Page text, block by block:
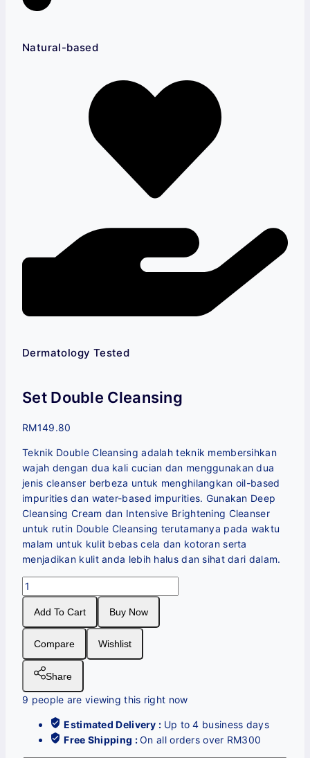
Natural-based
Dermatology Tested
Set Double Cleansing
RM149.80
Teknik Double Cleansing adalah teknik membersihkan
wajah dengan dua kali cucian dan menggunakan dua
jenis cleanser berbeza untuk menghilangkan oil-based
impurities dan water-based impurities. Gunakan Deep
Cleansing Cream dan Intensive Brightening Cleanser
untuk rutin Double Cleansing terutamanya pada waktu
malam untuk kulit bebas cela dan kotoran serta
menjadikan kulit anda lebih halus dan sihat dari dalam.
Set
Double
Cleansing
quantity
Add To Cart Buy Now
Compare Wishlist
Share
9 people are viewing this right now
Estimated Delivery : Up to 4 business days
Free Shipping :On all orders over RM300